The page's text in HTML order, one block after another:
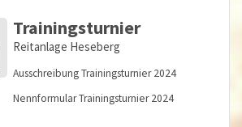
Trainingsturnier
Reitanlage Heseberg
Ausschreibung Trainingsturnier 2024
Nennformular Trainingsturnier 2024